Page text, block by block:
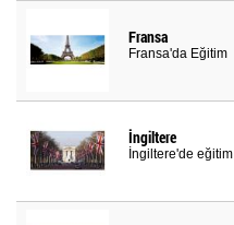
Fransa
Fransa'da Eğitim
İngiltere
İngiltere'de eğitim